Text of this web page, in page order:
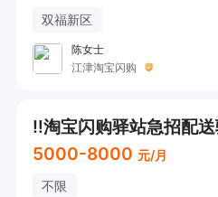
双福新区
陈女士
江津淘宝闪购
‼️淘宝闪购驿站急招配
5000-8000 元/月
不限